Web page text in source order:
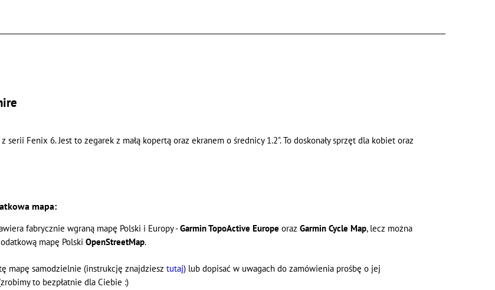
Fenix 6. Jest to zegarek z małą kopertą oraz ekranem o średnicy 1.2". To doskonały sprzęt dla kobiet oraz
mapa:
fabrycznie wgraną mapę Polski i Europy -Garmin TopoActive Europe oraz Garmin Cycle Map, lecz można
mapę Polski OpenStreetMap.
mapę samodzielnie (instrukcję znajdziesz tutaj) lub dopisać w uwagach do zamówienia prośbę o jej
to bezpłatnie dla Ciebie :)